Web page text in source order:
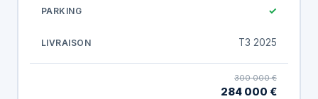
✓
T3 2025
300 000 €
284 000 €